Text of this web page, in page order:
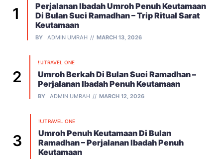
Perjalanan Ibadah Umroh Penuh Keutamaan
Di Bulan Suci Ramadhan – Trip Ritual Sarat
Keutamaan
BY ADMIN UMRAH MARCH 13, 2026
!!JTRAVEL ONE
Umroh Berkah Di Bulan Suci Ramadhan –
Perjalanan Ibadah Penuh Keutamaan
BY ADMIN UMRAH MARCH 12, 2026
!!JTRAVEL ONE
Umroh Penuh Keutamaan Di Bulan
Ramadhan – Perjalanan Ibadah Penuh
Keutamaan